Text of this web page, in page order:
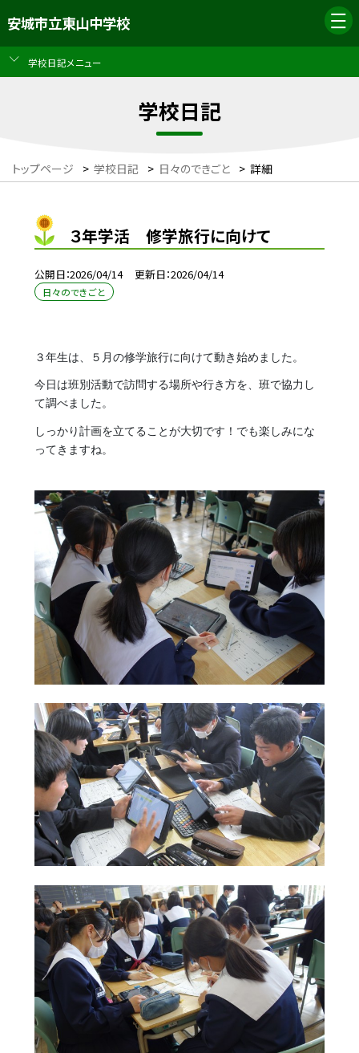
安城市立東山中学校
学校日記メニュー
学校日記
トップページ > 学校日記 > 日々のできごと > 詳細
３年学活 修学旅行に向けて
公開日 2026/04/14 更新日 2026/04/14
日々のできごと
３年生は、５月の修学旅行に向けて動き始めました。
今日は班別活動で訪問する場所や行き方を、班で協力し
て調べました。
しっかり計画を立てることが大切です！でも楽しみにな
ってきますね。